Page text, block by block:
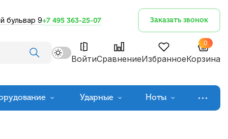
бульвар 9+7 495 363-25-07 Заказать звонок
ВойтиСравнениеИзбранное
0
Корзина
Ударные Ноты